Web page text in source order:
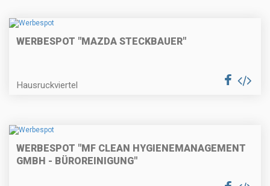
WERBESPOT "MAZDA STECKBAUER"
Hausruckviertel
WERBESPOT "MF CLEAN HYGIENEMANAGEMENT
GMBH - BÜROREINIGUNG"